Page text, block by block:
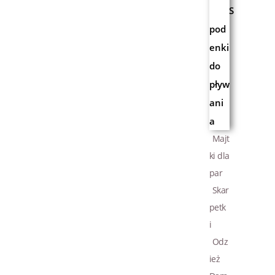
S
pod
enki
do
pływ
ani
a
Majt
ki dla
par
Skar
petk
i
Odz
ież